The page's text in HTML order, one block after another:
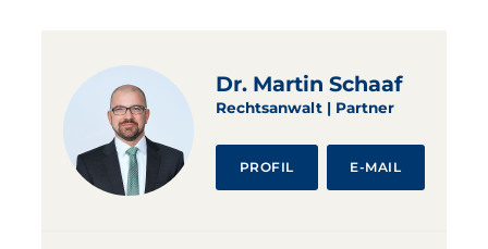
Dr. Martin Schaaf
Rechtsanwalt | Partner
PROFIL E-MAIL